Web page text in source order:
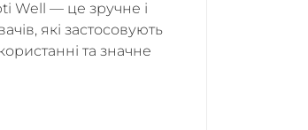
Well — це зручне і
які застосовують
та значне